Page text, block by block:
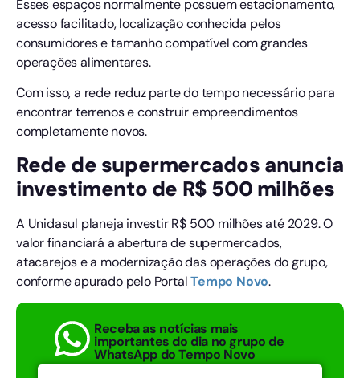
Esses espaços normalmente possuem estacionamento,
acesso facilitado, localização conhecida pelos
consumidores e tamanho compatível com grandes
operações alimentares.
Com isso, a rede reduz parte do tempo necessário para
encontrar terrenos e construir empreendimentos
completamente novos.
Rede de supermercados anuncia
investimento de R$ 500 milhões
A Unidasul planeja investir R$ 500 milhões até 2029. O
valor financiará a abertura de supermercados,
atacarejos e a modernização das operações do grupo,
conforme apurado pelo PortalTempo Novo.
Receba as notícias mais
importantes do dia no grupo de
WhatsApp do Tempo Novo